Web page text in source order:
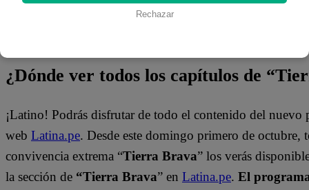
¿Dónde ver todos los capítulos de
¡Latino! Podrás disfrutar de todo el contenido del nuevo
web Latina.pe. Desde este domingo primero de
convivencia extrema “Tierra Brava” los verás
la sección de “Tierra Brava” en Latina.pe. El
Rechazar